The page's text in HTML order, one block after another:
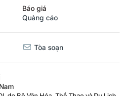
Báo giá
Quảng cáo
Tòa soạn